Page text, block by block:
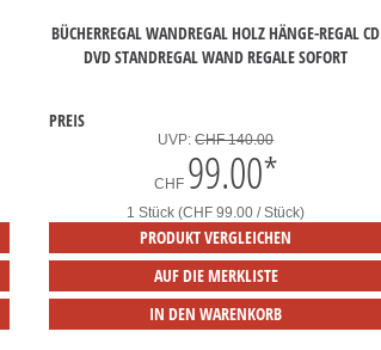
BÜCHERREGAL WANDREGAL HOLZ HÄNGE-REGAL CD
DVD STANDREGAL WAND REGALE SOFORT
PREIS
UVP:CHF 140.00
CHF 99.00*
1 Stück (CHF 99.00 / Stück)
PRODUKT VERGLEICHEN
AUF DIE MERKLISTE
IN DEN WARENKORB